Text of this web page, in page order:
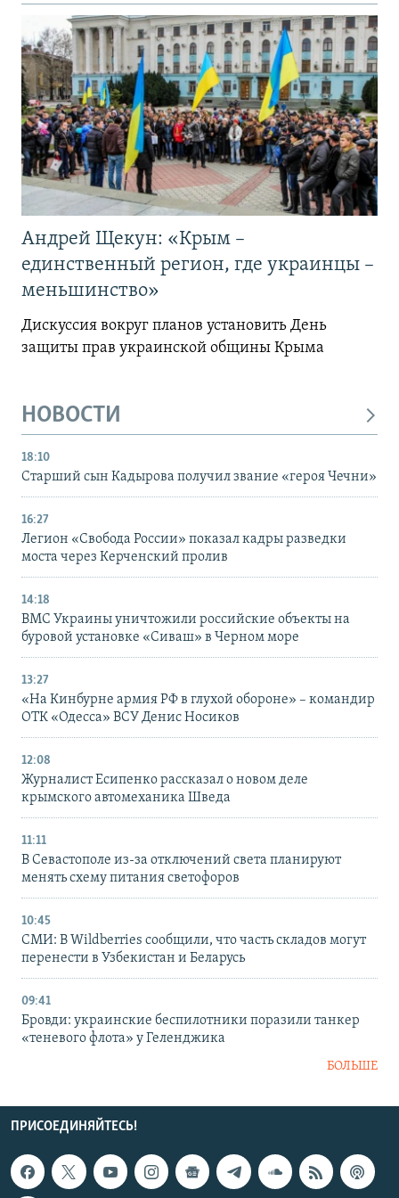
Андрей Щекун: «Крым –
единственный регион, где украинцы –
меньшинство»
Дискуссия вокруг планов установить День
защиты прав украинской общины Крыма
НОВОСТИ
18:10
Старший сын Кадырова получил звание «героя Чечни»
16:27
Легион «Свобода России» показал кадры разведки
моста через Керченский пролив
14:18
ВМС Украины уничтожили российские объекты на
буровой установке «Сиваш» в Черном море
13:27
«На Кинбурне армия РФ в глухой обороне» – командир
ОТК «Одесса» ВСУ Денис Носиков
12:08
Журналист Есипенко рассказал о новом деле
крымского автомеханика Шведа
11:11
В Севастополе из-за отключений света планируют
менять схему питания светофоров
10:45
СМИ: В Wildberries сообщили, что часть складов могут
перенести в Узбекистан и Беларусь
09:41
Бровди: украинские беспилотники поразили танкер
«теневого флота» у Геленджика
БОЛЬШЕ
ПРИСОЕДИНЯЙТЕСЬ!